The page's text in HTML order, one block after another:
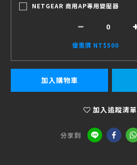
NETGEAR 商用AP專用變壓器
優惠價 NT$500
加入購物車
加入追蹤清單
分享到